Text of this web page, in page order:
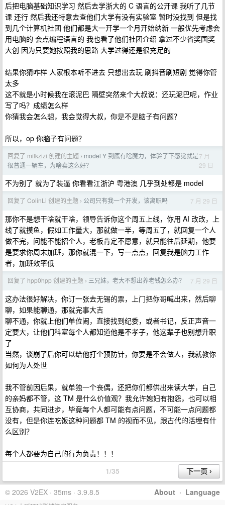
后把电脑基础知识学习 然后去学浙大的 C 语言的公开课 我听了几节
课 还行 然后我还特意去查他们大学有没有实验室 暂时没找到 但是找
到几个计算机社团 他们都是大一开学一个月开始纳新 一般优先考虑会
用电脑的 会点编程语言的 我也看了他们社团介绍 拿过不少省奖国奖
大创 因为只要她按照我的思路 大学过得还是很充足的
结果你猜咋样 人家根本听不进去 只想出去玩 刷抖音刷短剧 觉得你管
太多
这不就是小时候我在滚泥巴 隔壁突然来个大叔说：还玩泥巴呢，作业
写了吗？成绩怎么样
你猜我会怎么想，我会觉得大叔，你是不是脑子有问题？
所以，op 你脑子有问题？
回复了 milkzizi 创建的主题 › model Y 到底有啥魔力，体验了下感觉就是
很普通一辆车，为啥卖这么好？
7 月
29 日
不为别了 就为了装逼 你看看江浙沪 粤港澳 几乎到处都是 model
回复了 ColinLi 创建的主题 › 公司只有我一个开发，该离职吗 7 月 29 日
那你不是想干啥就干啥，领导告诉你这个周五上线，你用 AI 改改，上
线了就摸鱼，假如工作量大，那就做一半，等周五了，就回复一个人
做不完，问能不能招个人，老板肯定不愿意，就只能往后延期，他要
是要求你周末加班，那你就混一下，写一点点，回复我是脑力工作
者，加班效率低
回复了 hpp0hpp 创建的主题 › 三兄妹，老大不想出养老钱怎么办？ 7 月 29 日
这办法很好解决，你订一张去无锡的票，上门把你哥喊出来，然后聊
聊，如果能聊通，那就完事大吉
聊不通，你就上他们单位闹，直接找到纪委，或者书记，反正声音一
定要大，让他们科室每个人都知道他是不孝子，他这辈子也别想升职
了
当然，谈崩了后你可以给他打个预防针，你要是不会做人，我就教你
如何为人处世
我不管前因后果，就单独一个丧偶，还把你们都供出来读大学，自己
的亲妈都不管，这 TM 是什么价值观？我允许媳妇有抱怨，也可以相
互协商，共同进步，毕竟每个人都可能有点问题，不可能一点问题都
没有，但是你连吃饭这种问题都 TM 的视而不见，跟古代的活埋有什
么区别？
每个人都要为自己的行为负责！！！
1/35
About · Language
© 2026 V2EX · 35ms · 3.9.8.5